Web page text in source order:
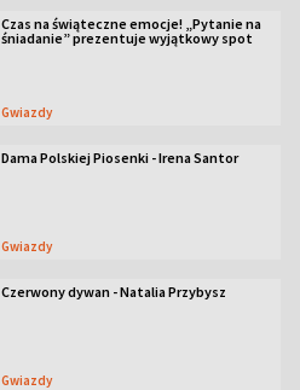
Czas na świąteczne emocje! „Pytanie na
śniadanie” prezentuje wyjątkowy spot
Gwiazdy
Dama Polskiej Piosenki - Irena Santor
Gwiazdy
Czerwony dywan - Natalia Przybysz
Gwiazdy